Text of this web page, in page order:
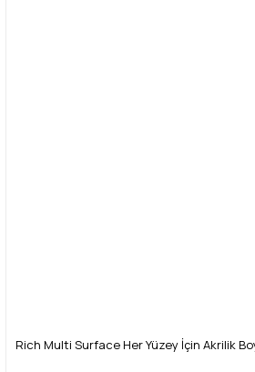
Rich Multi Surface Her Yüzey İçin Akrilik